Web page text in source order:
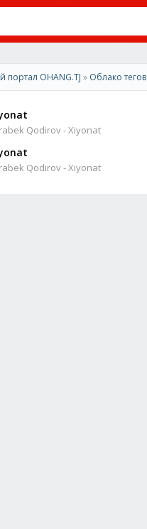
портал OHANG.TJ » Облако тегов
Qodirov - Xiyonat
Qodirov - Xiyonat